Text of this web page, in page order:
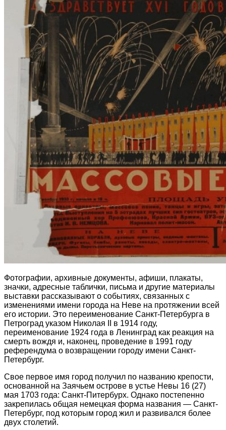
Фотографии, архивные документы, афиши, плакаты,
значки, адресные таблички, письма и другие материалы
выставки рассказывают о событиях, связанных с
изменениями имени города на Неве на протяжении всей
его истории. Это переименование Санкт-Петербурга в
Петроград указом Николая II в 1914 году,
переименование 1924 года в Ленинград как реакция на
смерть вождя и, наконец, проведение в 1991 году
референдума о возвращении городу имени Санкт-
Петербург.
Свое первое имя город получил по названию крепости,
основанной на Заячьем острове в устье Невы 16 (27)
мая 1703 года: Санкт-Питербурх. Однако постепенно
закрепилась общая немецкая форма названия — Санкт-
Петербург, под которым город жил и развивался более
двух столетий.